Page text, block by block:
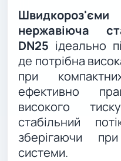
нержавіюча
DN25 ідеально
де потрібна
при
ефективно
високого
стабільний
зберігаючи
системи.